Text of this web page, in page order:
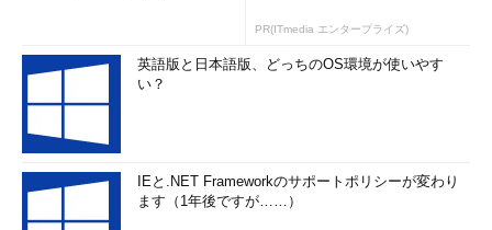
PR(ITmedia エンタープライズ)
英語版と日本語版、どっちのOS環境が使いやす
い？
IEと.NET Frameworkのサポートポリシーが変わり
ます（1年後ですが……）